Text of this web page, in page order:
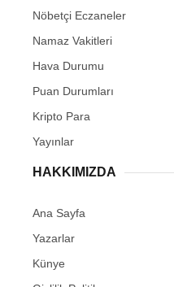
Nöbetçi Eczaneler
Namaz Vakitleri
Hava Durumu
Puan Durumları
Kripto Para
Yayınlar
HAKKIMIZDA
Ana Sayfa
Yazarlar
Künye